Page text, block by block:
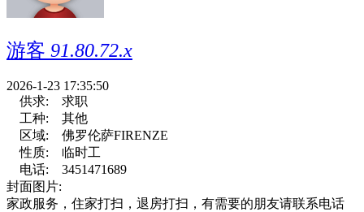
游客 91.80.72.x
2026-1-23 17:35:50
供求:
求职
工种:
其他
区域:
佛罗伦萨FIRENZE
性质:
临时工
电话:
3451471689
封面图片:
家政服务，住家打扫，退房打扫，有需要的朋友请联系电话